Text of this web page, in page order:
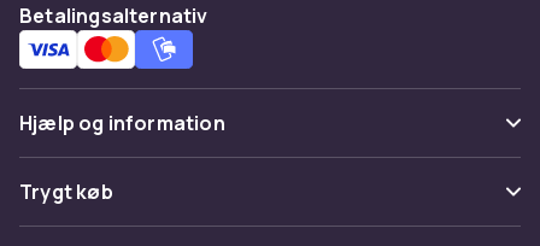
Betalingsalternativ
Hjælp og information
Ofte stillede spørgsmål
Spor pakke
Trygt køb